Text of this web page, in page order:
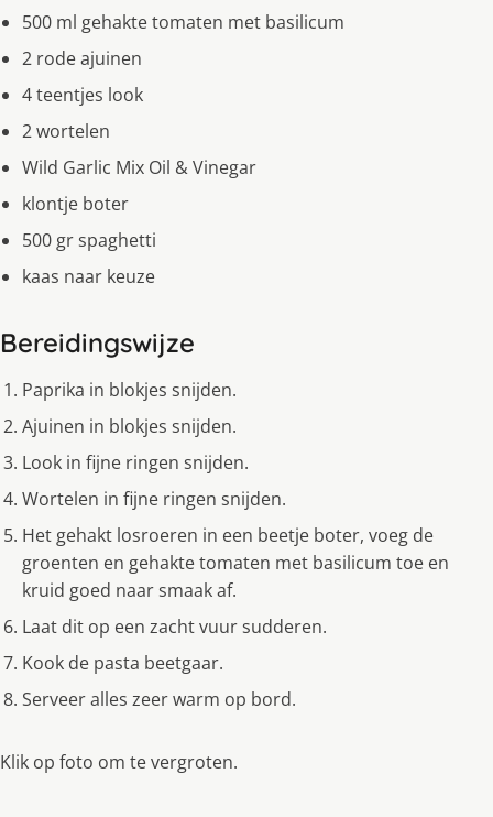
500 ml gehakte tomaten met basilicum
2 rode ajuinen
4 teentjes look
2 wortelen
Wild Garlic Mix Oil & Vinegar
klontje boter
500 gr spaghetti
kaas naar keuze
Bereidingswijze
Paprika in blokjes snijden.
Ajuinen in blokjes snijden.
Look in fijne ringen snijden.
Wortelen in fijne ringen snijden.
Het gehakt losroeren in een beetje boter, voeg de
groenten en gehakte tomaten met basilicum toe en
kruid goed naar smaak af.
Laat dit op een zacht vuur sudderen.
Kook de pasta beetgaar.
Serveer alles zeer warm op bord.
Klik op foto om te vergroten.